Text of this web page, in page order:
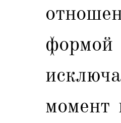
момент